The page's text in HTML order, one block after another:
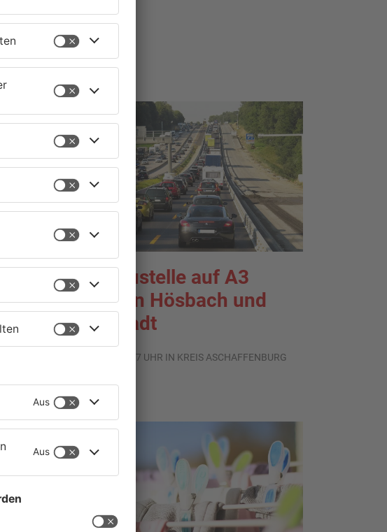
TOPNEWS
Großbaustelle auf A3
zwischen Hösbach und
Stockstadt
03.08.2026, 15:57 UHR IN KREIS ASCHAFFENBURG